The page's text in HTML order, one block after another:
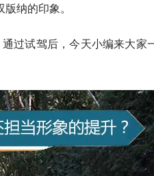
纳的印象。
过试驾后，今天小编来大家